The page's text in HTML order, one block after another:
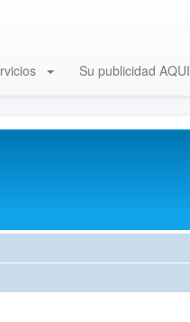
Su publicidad AQUI